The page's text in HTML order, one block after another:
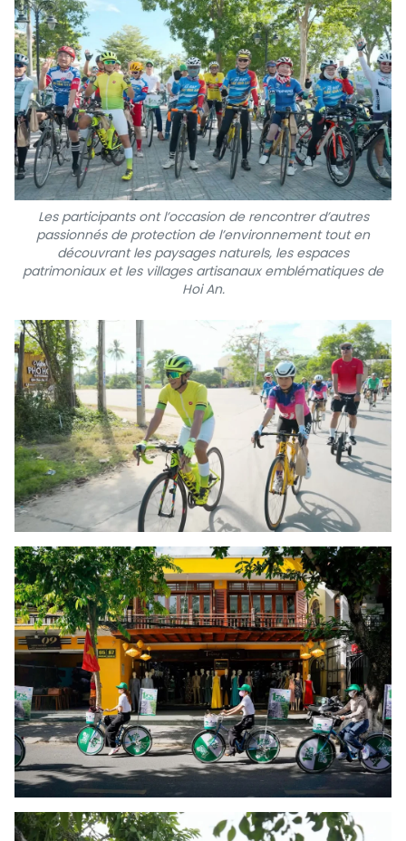
Les participants ont l’occasion de rencontrer d’autres
passionnés de protection de l’environnement tout en
découvrant les paysages naturels, les espaces
patrimoniaux et les villages artisanaux emblématiques de
Hoi An.